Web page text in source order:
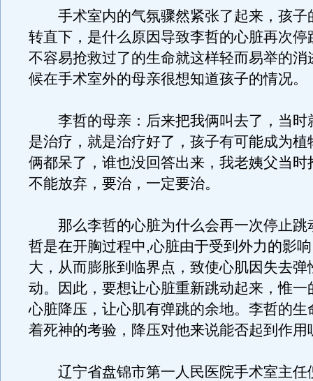
手术室内的气氛骤然紧张了起来，孩子
转直下，是什么原因导致李哲的心脏再次停
不容易抢救过了的生命就这样轻而易举的消
候在手术室外的母亲很想知道孩子的情况。
李哲的母亲：后来把我俩叫去了，当时
是治疗，就是治疗好了，孩子有可能成为植
俩都呆了，谁也没回答出来，我老姨父当时
不能放弃，要治，一定要治。
那么李哲的心脏为什么会再一次停止跳
哲是在开胸过程中,心脏由于受到外力的影
大，从而膨胀到临界点，致使心肌因失去弹
动。因此，要想让心脏重新跳动起来，惟一
心脏降压，让心肌有弹跳的余地。李哲的生
着死神的考验，降压对他来说能否起到作用
辽宁省盘锦市第一人民医院手术室主任